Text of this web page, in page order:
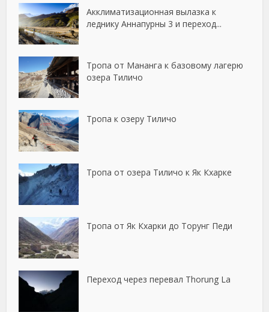
Акклиматизационная вылазка к
леднику Аннапурны 3 и переход...
Тропа от Мананга к базовому лагерю
озера Тиличо
Тропа к озеру Тиличо
Тропа от озера Тиличо к Як Кхарке
Тропа от Як Кхарки до Торунг Педи
Переход через перевал Thorung La